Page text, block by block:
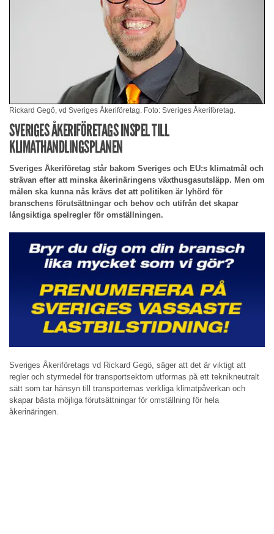
Rickard Gegö, vd Sveriges Åkeriföretag. Foto: Sveriges Åkeriföretag.
SVERIGES ÅKERIFÖRETAGS INSPEL TILL
KLIMATHANDLINGSPLANEN
Sveriges Åkeriföretag står bakom Sveriges och EU:s klimatmål och
strävan efter att minska åkerinäringens växthusgasutsläpp. Men om
målen ska kunna nås krävs det att politiken är lyhörd för
branschens förutsättningar och behov och utifrån det skapar
långsiktiga spelregler för omställningen.
Sveriges Åkeriföretags vd Rickard Gegö, säger att det är viktigt att
regler och styrmedel för transportsektorn utformas på ett teknikneutralt
sätt som tar hänsyn till transporternas verkliga klimatpåverkan och
skapar bästa möjliga förutsättningar för omställning för hela
åkerinäringen.